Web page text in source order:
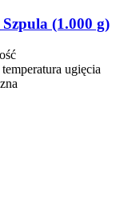
(1.000 g)
ugięcia